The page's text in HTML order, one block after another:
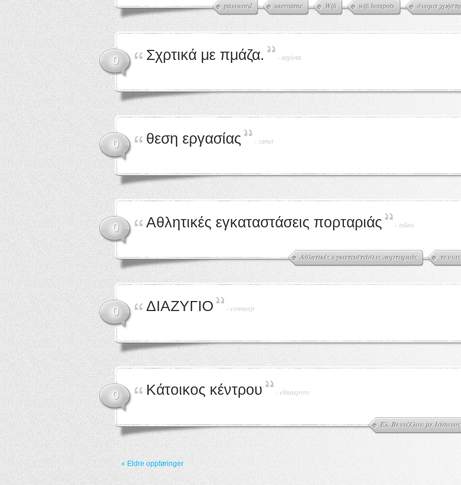
password username Wifi wifi hotspots όνομα χρήστη
0 Σχρτικά με πμάζα. - atgiota
0 θεση εργασίας - zanet
0 Αθλητικές εγκαταστάσεις πορταριάς - nikos
Αθλητικές εγκαταστάσεις πορταριάς τεννις
0 ΔΙΑΖΥΓΙΟ - connosp
0 Κάτοικος κέντρου - elmaspyro
Έλ. Βενιζέλου με Ιάσονος
« Eldre oppføringer